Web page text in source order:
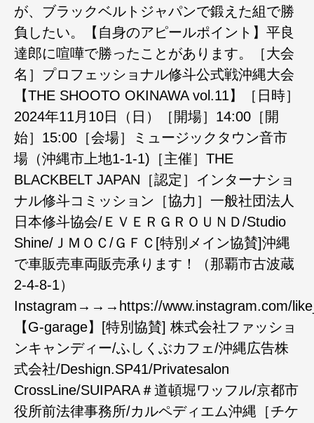
が、ブラックベルトジャパンで鍛えた組で勝
負したい。【自身のアピールポイント】平良
達郎に喧嘩で勝ったことがあります。［大会
名］プロフェッショナル修斗公式戦沖縄大会
【THE SHOOTO OKINAWA vol.11】［日時］
2024年11月10日（日）［開場］14:00［開
始］15:00［会場］ミュージックタウン音市
場（沖縄市上地1-1-1)［主催］THE
BLACKBELT JAPAN［認定］インターナショ
ナル修斗コミッション［協力］一般社団法人
日本修斗協会/ＥＶＥＲＧＲＯＵＮＤ/Studio
Shine/ＪＭＯＣ/ＧＦＣ[特別メイン協賛]沖縄
で車販売車両販売承ります！（那覇市古波蔵
2-4-8-1）
Instagram→→→https://www.instagram.com/
【G-garage】[特別協賛] 株式会社ファッショ
ンキャンディー/ふしくぶカフェ/沖縄広告株
式会社/Deshign.SP41/Privatesalon
CrossLine/SUIPARA＃道頓堀ワッフル/京都市
役所前法律事務所/カルペディエム沖縄［チケ